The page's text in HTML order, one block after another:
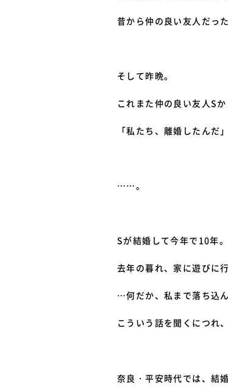
昔から仲の良い友人だっ
そして昨晩。
これまた仲の良い友人Sか
「私たち、離婚したんだ」
……。
Sが結婚して今年で10年。
去年の暮れ、家に遊びに
…何だか、私まで落ち込
こういう話を聞くにつれ
奈良・平安時代では、結